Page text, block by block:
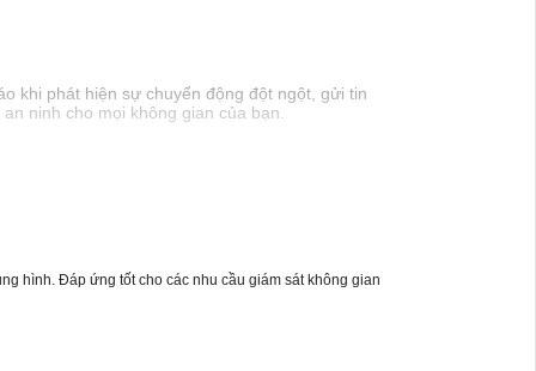
khi phát hiện sự chuyển động đột ngột, gửi tin
ninh cho mọi không gian của bạn.
hình. Đáp ứng tốt cho các nhu cầu giám sát không gian